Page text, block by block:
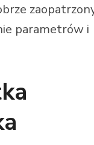
parametrów i